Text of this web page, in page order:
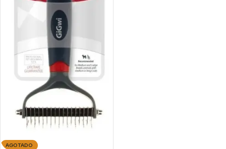
AGOTADO